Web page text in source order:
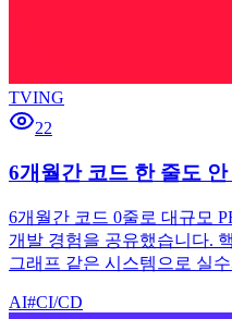
TVING
22
6개월간 코드 한 줄도 안
6개월간 코드 0줄로 대규모
개발 경험을 공유했습니다.
그래프 같은 시스템으로 실
AI#CI/CD